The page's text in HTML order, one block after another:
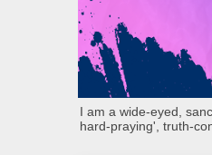
I am a wide-eyed,
hard-praying', truth-